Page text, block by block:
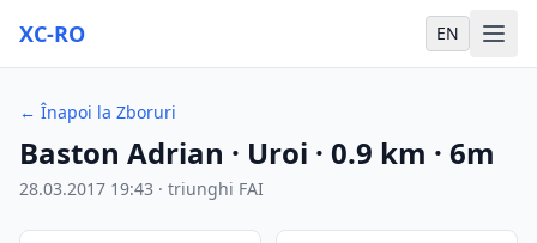
XC-RO EN
← Înapoi la Zboruri
Baston Adrian · Uroi · 0.9 km · 6m
28.03.2017 19:43 · triunghi FAI